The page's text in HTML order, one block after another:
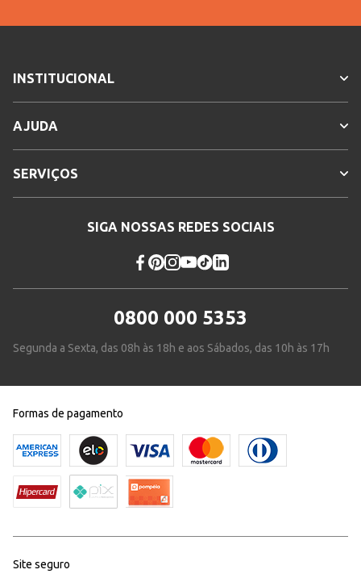
INSTITUCIONAL
AJUDA
SERVIÇOS
SIGA NOSSAS REDES SOCIAIS
0800 000 5353
Segunda a Sexta, das 08h às 18h e aos Sábados, das 10h às 17h
Formas de pagamento
Site seguro